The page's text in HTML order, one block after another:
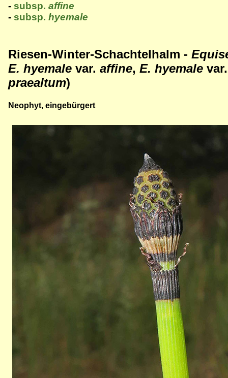
- subsp. affine
- subsp. hyemale
Riesen-Winter-Schachtelhalm -
E. hyemale var. affine, E. hyemale
praealtum)
Neophyt, eingebürgert